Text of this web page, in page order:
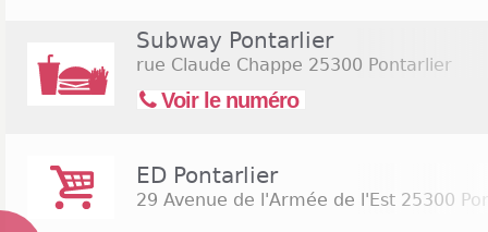
Subway Pontarlier
rue Claude Chappe 25300 Pontarlier
Voir le numéro
ED Pontarlier
29 Avenue de l'Armée de l'Est 25300